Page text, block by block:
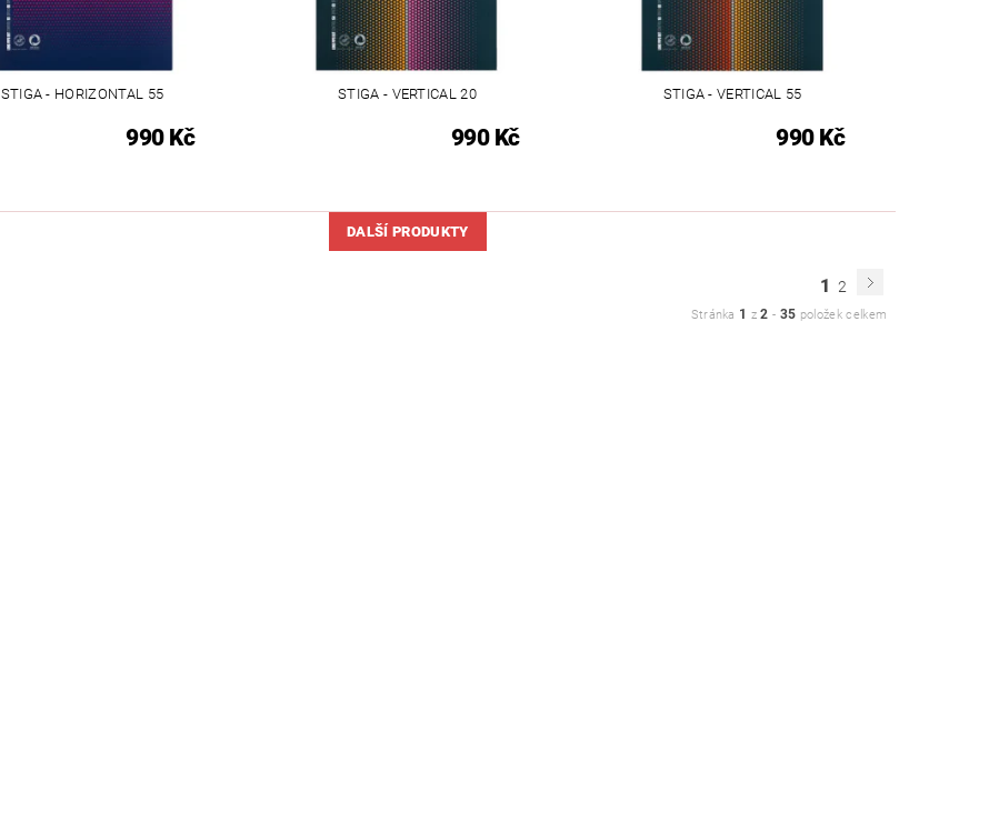
STIGA - HORIZONTAL 55
990 Kč
STIGA - VERTICAL 20
990 Kč
STIGA - VERTICAL 55
990 Kč
DALŠÍ PRODUKTY
1 2
Stránka 1 z2 - 35 položek celkem